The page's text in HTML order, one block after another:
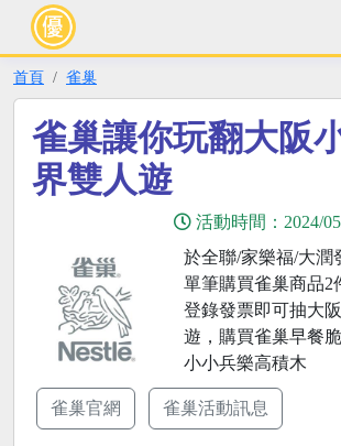
首頁 雀巢
雀巢讓你玩翻大阪
界雙人遊
活動時間： 2024/
於全聯/家樂福/大潤
單筆購買雀巢商品2
登錄發票即可抽大
遊，購買雀巢早餐
小小兵樂高積木
雀巢官網 雀巢活動訊息